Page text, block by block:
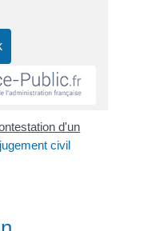
d'un
civil